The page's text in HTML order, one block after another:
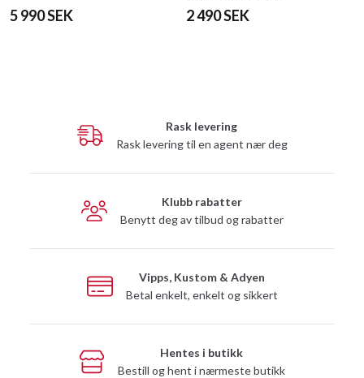
5 990 SEK 2 490 SEK
Rask levering
Rask levering til en agent nær deg
Klubb rabatter
Benytt deg av tilbud og rabatter
Vipps, Kustom & Adyen
Betal enkelt, enkelt og sikkert
Hentes i butikk
Bestill og hent i nærmeste butikk